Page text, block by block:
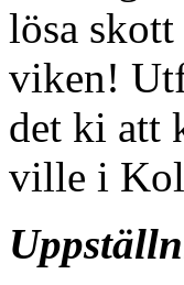
lösa
viken!
det ki att
ville i